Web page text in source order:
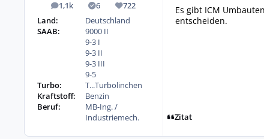
1,1k
Beiträge 6
Lösungen722
Reputation
Land:
Deutschland
SAAB:
9000 II
9-3 I
9-3 II
9-3 III
9-5
Turbo:
T...Turbolinchen
Kraftstoff:
Benzin
Beruf:
MB-Ing. /
Industriemech.
Es gibt ICM
entscheiden.
Zitat